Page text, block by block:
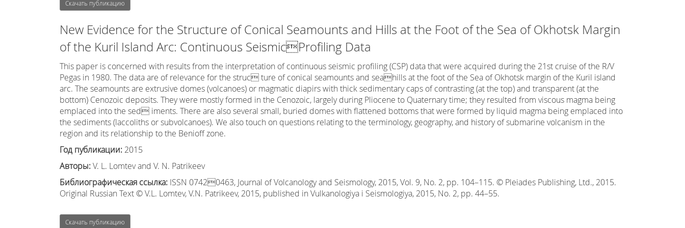
Скачать публикацию
New Evidence for the Structure of Conical Seamounts and Hills at the Foot of the Sea of Okhotsk Margin
of the Kuril Island Arc: Continuous SeismicProfiling Data
This paper is concerned with results from the interpretation of continuous seismic profiling (CSP) data that were acquired during the 21st cruise of the R/V
Pegas in 1980. The data are of relevance for the struc ture of conical seamounts and seahills at the foot of the Sea of Okhotsk margin of the Kuril island
arc. The seamounts are extrusive domes (volcanoes) or magmatic diapirs with thick sedimentary caps of contrasting (at the top) and transparent (at the
bottom) Cenozoic deposits. They were mostly formed in the Cenozoic, largely during Pliocene to Quaternary time; they resulted from viscous magma being
emplaced into the sed iments. There are also several small, buried domes with flattened bottoms that were formed by liquid magma being emplaced into
the sediments (laccoliths or subvolcanoes). We also touch on questions relating to the terminology, geography, and history of submarine volcanism in the
region and its relationship to the Benioff zone.
Год публикации: 2015
Авторы:V. L. Lomtev and V. N. Patrikeev
Библиографическая ссылка: ISSN 07420463, Journal of Volcanology and Seismology, 2015, Vol. 9, No. 2, pp. 104–115. © Pleiades Publishing, Ltd., 2015.
Original Russian Text © V.L. Lomtev, V.N. Patrikeev, 2015, published in Vulkanologiya i Seismologiya, 2015, No. 2, pp. 44–55.
Скачать публикацию